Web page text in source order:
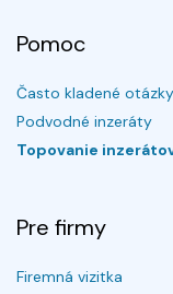
Pomoc
Často kladené otázky
Podvodné inzeráty
Topovanie
Pre firmy
Firemná vizitka